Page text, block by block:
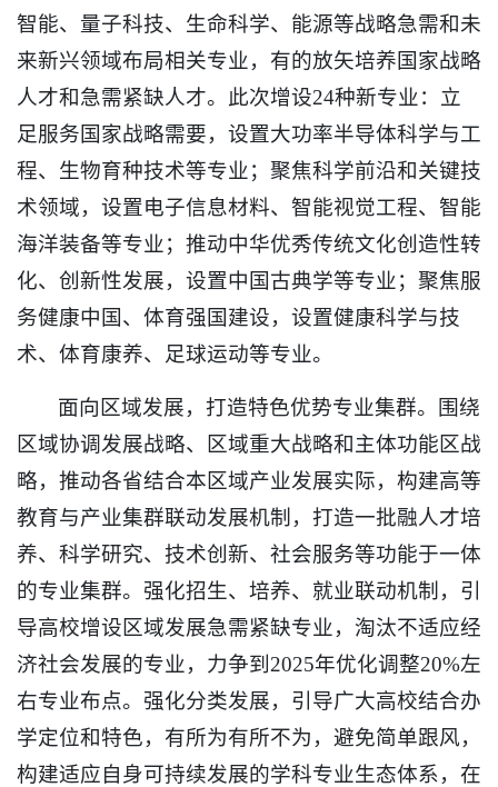
智能、量子科技、生命科学、能源等战略急需和未
来新兴领域布局相关专业，有的放矢培养国家战略
人才和急需紧缺人才。此次增设24种新专业：立
足服务国家战略需要，设置大功率半导体科学与工
程、生物育种技术等专业；聚焦科学前沿和关键技
术领域，设置电子信息材料、智能视觉工程、智能
海洋装备等专业；推动中华优秀传统文化创造性转
化、创新性发展，设置中国古典学等专业；聚焦服
务健康中国、体育强国建设，设置健康科学与技
术、体育康养、足球运动等专业。
面向区域发展，打造特色优势专业集群。围绕
区域协调发展战略、区域重大战略和主体功能区战
略，推动各省结合本区域产业发展实际，构建高等
教育与产业集群联动发展机制，打造一批融人才培
养、科学研究、技术创新、社会服务等功能于一体
的专业集群。强化招生、培养、就业联动机制，引
导高校增设区域发展急需紧缺专业，淘汰不适应经
济社会发展的专业，力争到2025年优化调整20%左
右专业布点。强化分类发展，引导广大高校结合办
学定位和特色，有所为有所不为，避免简单跟风，
构建适应自身可持续发展的学科专业生态体系，在